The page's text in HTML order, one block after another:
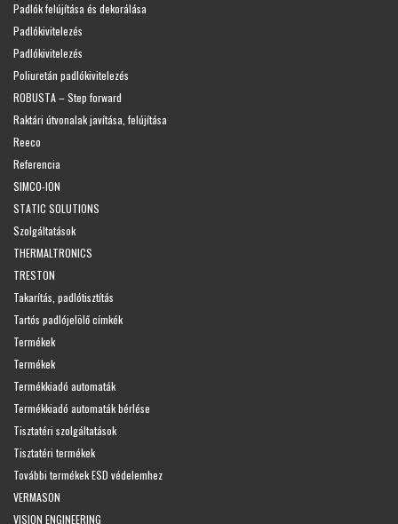
Padlók felújítása és dekorálása
Padlókivitelezés
Padlókivitelezés
Poliuretán padlókivitelezés
ROBUSTA – Step forward
Raktári útvonalak javítása, felújítása
Reeco
Referencia
SIMCO-ION
STATIC SOLUTIONS
Szolgáltatások
THERMALTRONICS
TRESTON
Takarítás, padlótisztítás
Tartós padlójelölő címkék
Termékek
Termékek
Termékkiadó automaták
Termékkiadó automaták bérlése
Tisztatéri szolgáltatások
Tisztatéri termékek
További termékek ESD védelemhez
VERMASON
VISION ENGINEERING